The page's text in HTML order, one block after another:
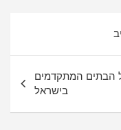
הבתים המתקדמים
בישראל